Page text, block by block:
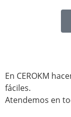
En CEROKM
fáciles.
Atendemos en